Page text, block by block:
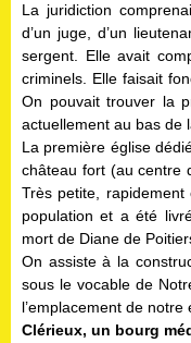
La juridiction
d’un juge, d’un
sergent. Elle avait
criminels. Elle faisait
On pouvait trouver la
actuellement au bas de
La première église
château fort (au centre
Très petite,
population et a été
mort de Diane de
On assiste à la
sous le vocable de
l’emplacement de notre
Clérieux, un bourg